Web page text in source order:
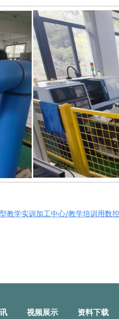
学实训加工中心/教学培训用数
视频展示 资料下载